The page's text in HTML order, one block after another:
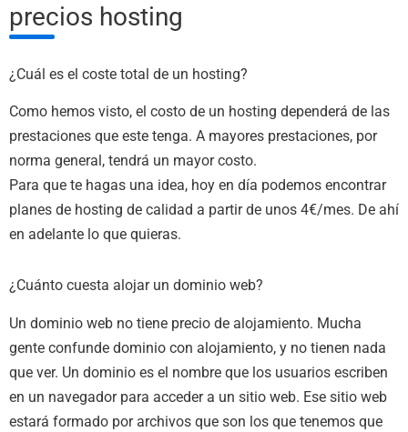
precios hosting
¿Cuál es el coste total de un hosting?
Como hemos visto, el costo de un hosting dependerá de las
prestaciones que este tenga. A mayores prestaciones, por
norma general, tendrá un mayor costo.
Para que te hagas una idea, hoy en día podemos encontrar
planes de hosting de calidad a partir de unos 4€/mes. De ahí
en adelante lo que quieras.
¿Cuánto cuesta alojar un dominio web?
Un dominio web no tiene precio de alojamiento. Mucha
gente confunde dominio con alojamiento, y no tienen nada
que ver. Un dominio es el nombre que los usuarios escriben
en un navegador para acceder a un sitio web. Ese sitio web
estará formado por archivos que son los que tenemos que